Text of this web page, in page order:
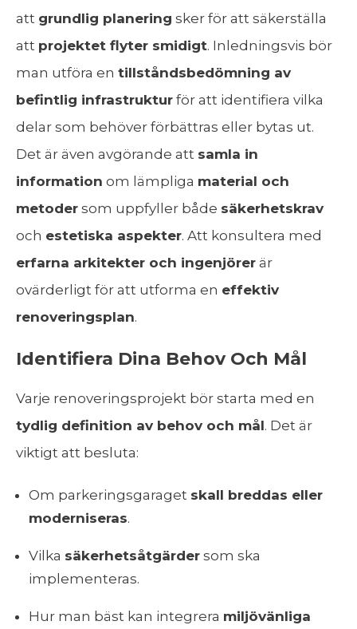
att grundlig planering sker för att säkerställa
att projektet flyter smidigt. Inledningsvis bör
man utföra en tillståndsbedömning av
befintlig infrastruktur för att identifiera vilka
delar som behöver förbättras eller bytas ut.
Det är även avgörande att samla in
information om lämpliga material och
metoder som uppfyller både säkerhetskrav
och estetiska aspekter. Att konsultera med
erfarna arkitekter och ingenjörer är
ovärderligt för att utforma en effektiv
renoveringsplan.
Identifiera Dina Behov Och Mål
Varje renoveringsprojekt bör starta med en
tydlig definition av behov och mål. Det är
viktigt att besluta:
Om parkeringsgaraget skall breddas eller
moderniseras.
Vilka säkerhetsåtgärdersom ska
implementeras.
Hur man bäst kan integrera miljövänliga